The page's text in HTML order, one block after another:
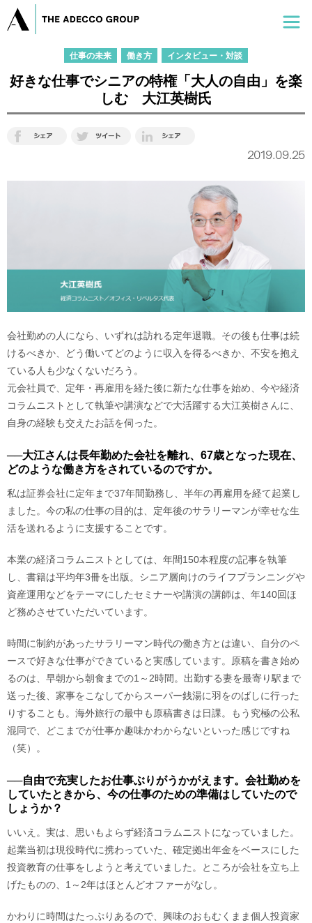
仕事の未来 働き方 インタビュー・対談
好きな仕事でシニアの特権「大人の自由」を楽
しむ 大江英樹氏
2019.09.25
会社勤めの人になら、いずれは訪れる定年退職。その後も仕事は続
けるべきか、どう働いてどのように収入を得るべきか、不安を抱え
ている人も少なくないだろう。
元会社員で、定年・再雇用を経た後に新たな仕事を始め、今や経済
コラムニストとして執筆や講演などで大活躍する大江英樹さんに、
自身の経験も交えたお話を伺った。
──大江さんは長年勤めた会社を離れ、67歳となった現在、
どのような働き方をされているのですか。
私は証券会社に定年まで37年間勤務し、半年の再雇用を経て起業し
ました。今の私の仕事の目的は、定年後のサラリーマンが幸せな生
活を送れるように支援することです。
本業の経済コラムニストとしては、年間150本程度の記事を執筆
し、書籍は平均年3冊を出版。シニア層向けのライフプランニングや
資産運用などをテーマにしたセミナーや講演の講師は、年140回ほ
ど務めさせていただいています。
時間に制約があったサラリーマン時代の働き方とは違い、自分のペ
ースで好きな仕事ができていると実感しています。原稿を書き始め
るのは、早朝から朝食までの1～2時間。出勤する妻を最寄り駅まで
送った後、家事をこなしてからスーパー銭湯に羽をのばしに行った
りすることも。海外旅行の最中も原稿書きは日課。もう究極の公私
混同で、どこまでが仕事か趣味かわからないといった感じですね
（笑）。
──自由で充実したお仕事ぶりがうかがえます。会社勤めを
していたときから、今の仕事のための準備はしていたので
しょうか？
いいえ。実は、思いもよらず経済コラムニストになっていました。
起業当初は現役時代に携わっていた、確定拠出年金をベースにした
投資教育の仕事をしようと考えていました。ところが会社を立ち上
げたものの、1～2年はほとんどオファーがなし。
かわりに時間はたっぷりあるので、興味のおもむくまま個人投資家